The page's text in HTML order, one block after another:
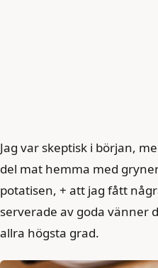
Jag var skeptisk i början,
del mat hemma med
potatisen, + att jag fått
serverade av goda vänner
allra högsta grad.